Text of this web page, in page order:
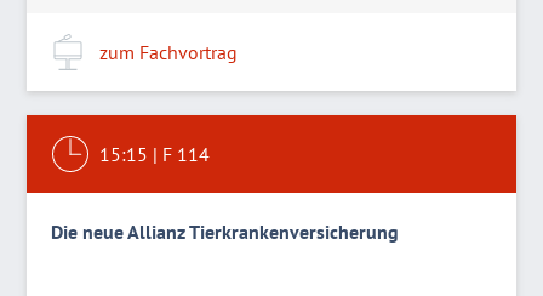
zum Fachvortrag
15:15 | F 114
Die neue Allianz Tierkrankenversicherung